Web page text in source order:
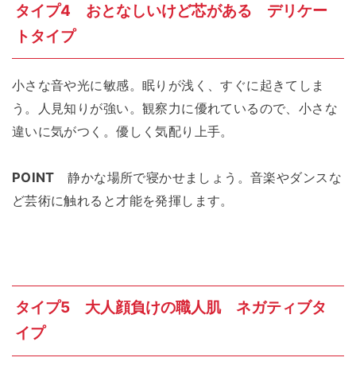
タイプ4 おとなしいけど芯がある デリケー
トタイプ
小さな音や光に敏感。眠りが浅く、すぐに起きてしま
う。人見知りが強い。観察力に優れているので、小さな
違いに気がつく。優しく気配り上手。
POINT 静かな場所で寝かせましょう。音楽やダンスな
ど芸術に触れると才能を発揮します。
タイプ5 大人顔負けの職人肌 ネガティブタ
イプ